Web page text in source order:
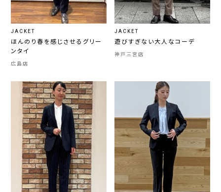
JACKET
ほんのり春を感じさせるグリー
ンタイ
広島店
JACKET
遊びすぎない大人なコーデ
神戸三宮店